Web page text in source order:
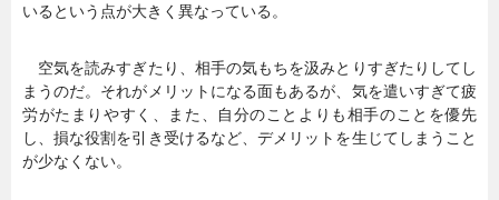
いるという点が大きく異なっている。
空気を読みすぎたり、相手の気もちを汲みとりすぎたりしてし
まうのだ。それがメリットになる面もあるが、気を遣いすぎて疲
労がたまりやすく、また、自分のことよりも相手のことを優先
し、損な役割を引き受けるなど、デメリットを生じてしまうこと
が少なくない。